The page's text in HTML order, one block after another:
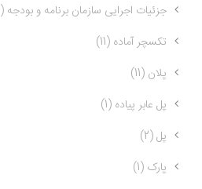
جزئیات اجرایی سازمان برنامه و بودجه (8)
تکسچر آماده (11)
پلان (11)
پل عابر پیاده (1)
پل (2)
پارک (1)